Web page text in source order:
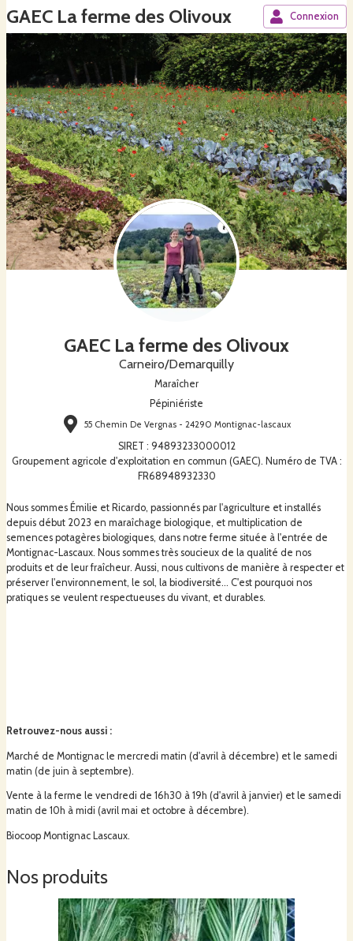
GAEC La ferme des Olivoux Connexion
GAEC La ferme des Olivoux
Carneiro/Demarquilly
Maraîcher
Pépiniériste
55 Chemin De Vergnas - 24290 Montignac-lascaux
SIRET : 94893233000012
Groupement agricole d'exploitation en commun (GAEC). Numéro de TVA :
FR68948932330
Nous sommes Émilie et Ricardo, passionnés par l'agriculture et installés
depuis début 2023 en maraîchage biologique, et multiplication de
semences potagères biologiques, dans notre ferme située à l'entrée de
Montignac-Lascaux. Nous sommes très soucieux de la qualité de nos
produits et de leur fraîcheur. Aussi, nous cultivons de manière à respecter et
préserver l'environnement, le sol, la biodiversité... C'est pourquoi nos
pratiques se veulent respectueuses du vivant, et durables.
Retrouvez-nous aussi :
Marché de Montignac le mercredi matin (d'avril à décembre) et le samedi
matin (de juin à septembre).
Vente à la ferme le vendredi de 16h30 à 19h (d'avril à janvier) et le samedi
matin de 10h à midi (avril mai et octobre à décembre).
Biocoop Montignac Lascaux.
Nos produits